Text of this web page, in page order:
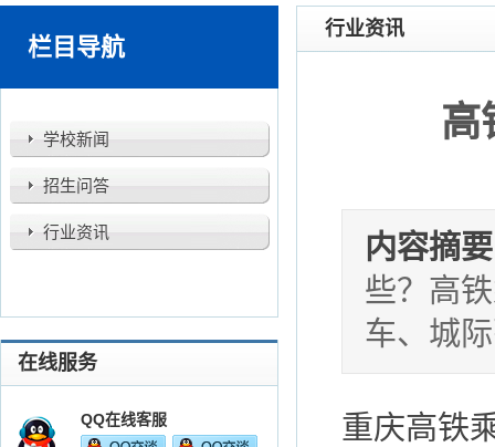
栏目导航
学校新闻
招生问答
行业资讯
在线服务
QQ在线客服
行业资讯
高
内容摘要
些？高
车、城
重庆高铁